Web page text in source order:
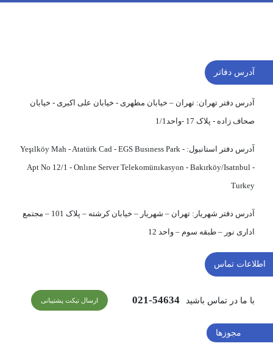
آدرس دفاتر
آدرس دفتر تهران: تهران – خیابان مطهری - خیابان علی اکبری - خیابان
صحاف زاده - پلاک 17 -واحد1/1
آدرس دفتر استانبول: Yeşılköy Mah - Atatürk Cad - EGS Busıness Park -
Apt No 12/1 - Onlıne Server Telekomünıkasyon - Bakırköy/Isatnbul -
Turkey
آدرس دفتر شهریار:
تهران – شهریار – خیابان کرشته – پلاک 101 – مجتمع
اداری نور – طبقه سوم – واحد 12
اطلاعات تماس
ارسال تیکت پشتیبانی با ما در تماس باشید 54634-021
مجوزها